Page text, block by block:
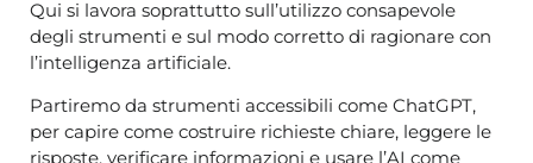
Qui si lavora soprattutto sull’utilizzo consapevole
degli strumenti e sul modo corretto di ragionare con
l’intelligenza artificiale.
Partiremo da strumenti accessibili come ChatGPT,
per capire come costruire richieste chiare, leggere le
risposte, verificare informazioni e usare l’AI come